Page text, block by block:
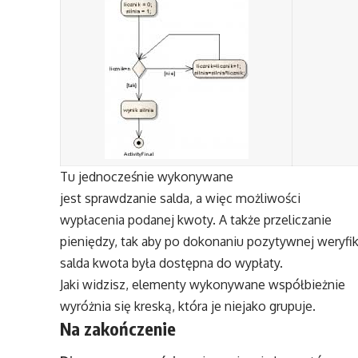
Tu jednocześnie wykonywane
jest sprawdzanie salda, a więc możliwości
wypłacenia podanej kwoty. A także przeliczanie
pieniędzy, tak aby po dokonaniu pozytywnej
salda kwota była dostępna do wypłaty.
Jaki widzisz, elementy wykonywane współbieżnie
wyróżnia się kreską, która je niejako grupuje.
Na zakończenie